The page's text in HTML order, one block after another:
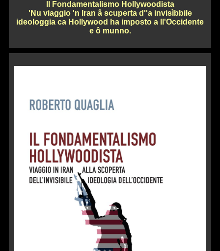
Il Fondamentalismo Hollywoodista
'Nu viaggio 'n Iran â scuperta d''a invisìbbile
ideologgia ca Hollywood ha imposto a ll'Occidente
e ô munno.